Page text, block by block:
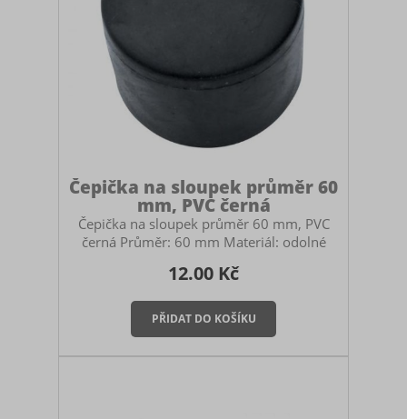
Čepička na sloupek průměr 60
mm, PVC černá
Čepička na sloupek průměr 60 mm, PVC
černá Průměr: 60 mm Materiál: odolné
aby do sloupku nezatékalo a nepadaly do
něj nečistoty. Je to tedy důležitá součást
oplocení, která ovlivňuje životnost
sloupku. Tato čepička se nasazuje na
sloupek je převlékací. Montáž čepičky
12.00 Kč